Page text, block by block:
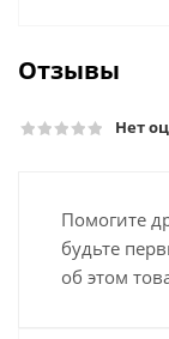
Отзывы
Нет
Помогите
будьте
об этом